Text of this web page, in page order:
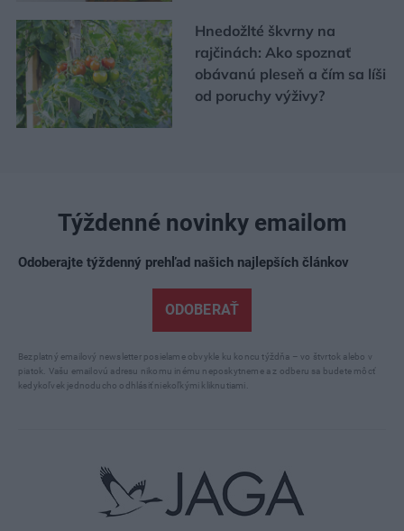
Hnedožlté škvrny na
rajčinách: Ako spoznať
obávanú pleseň a čím sa líši
od poruchy výživy?
Týždenné novinky emailom
Odoberajte týždenný prehľad našich najlepších článkov
ODOBERAŤ
Bezplatný emailový newsletter posielame obvykle ku koncu týždňa – vo štvrtok alebo v
piatok. Vašu emailovú adresu nikomu inému neposkytneme a z odberu sa budete môcť
kedykoľvek jednoducho odhlásiť niekoľkými kliknutiami.